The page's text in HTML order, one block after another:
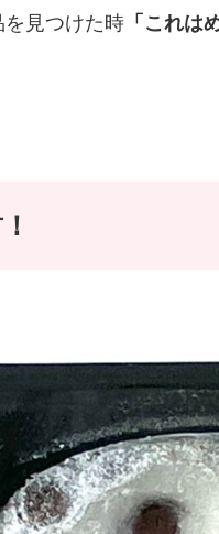
見つけた時 「これは